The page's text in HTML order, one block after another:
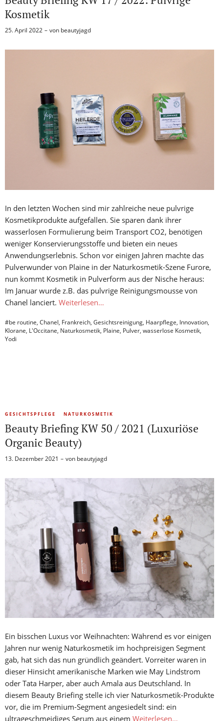
Kosmetik
25. April 2022 von beautyjagd
In den letzten Wochen sind mir zahlreiche neue pulvrige
Kosmetikprodukte aufgefallen. Sie sparen dank ihrer
wasserlosen Formulierung beim Transport CO2, benötigen
weniger Konservierungsstoffe und bieten ein neues
Anwendungserlebnis. Schon vor einigen Jahren machte das
Pulverwunder von Plaine in der Naturkosmetik-Szene Furore,
nun kommt Kosmetik in Pulverform aus der Nische heraus:
Im Januar wurde z.B. das pulvrige Reinigungsmousse von
Chanel lanciert. Weiterlesen…
#be routine, Chanel, Frankreich, Gesichtsreinigung, Haarpflege, Innovation,
Klorane, L'Occitane, Naturkosmetik, Plaine, Pulver, wasserlose Kosmetik,
Yodi
GESICHTSPFLEGE NATURKOSMETIK
Beauty Briefing KW 50 / 2021 (Luxuriöse
Organic Beauty)
13. Dezember 2021 von beautyjagd
Ein bisschen Luxus vor Weihnachten: Während es vor einigen
Jahren nur wenig Naturkosmetik im hochpreisigen Segment
gab, hat sich das nun gründlich geändert. Vorreiter waren in
dieser Hinsicht amerikanische Marken wie May Lindstrom
oder Tata Harper, aber auch Amala aus Deutschland. In
diesem Beauty Briefing stelle ich vier Naturkosmetik-Produkte
vor, die im Premium-Segment angesiedelt sind: ein
ultrageschmeidiges Serum aus einem Weiterlesen…